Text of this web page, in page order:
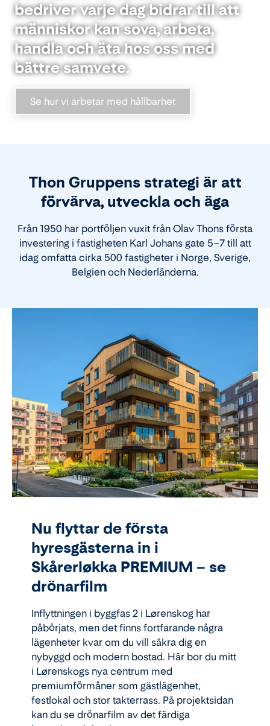
bedriver varje dag bidrar till att
människor kan sova, arbeta,
handla och äta hos oss med
bättre samvete.
Se hur vi arbetar med hållbarhet
Thon Gruppens strategi är att
förvärva, utveckla och äga
Från 1950 har portföljen vuxit från Olav Thons första
investering i fastigheten Karl Johans gate 5–7 till att
idag omfatta cirka 500 fastigheter i Norge, Sverige,
Belgien och Nederländerna.
Nu flyttar de första
hyresgästerna in i
Skårerløkka PREMIUM – se
drönarfilm
Inflyttningen i byggfas 2 i Lørenskog har
påbörjats, men det finns fortfarande några
lägenheter kvar om du vill säkra dig en
nybyggd och modern bostad. Här bor du mitt
i Lørenskogs nya centrum med
premiumförmåner som gästlägenhet,
festlokal och stor takterrass. På projektsidan
kan du se drönarfilm av det färdiga